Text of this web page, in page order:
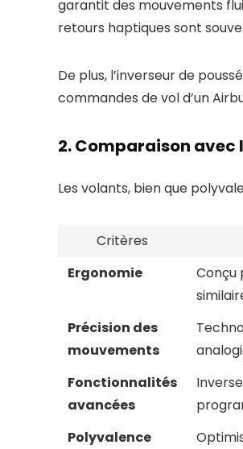
garantit des mouvements
retours haptiques sont
De plus, l’inverseur de
commandes de vol d’un
2. Comparaison
Les volants, bien que
Critères
Ergonomie
Conçu
Précision des
mouvements
Fonctionnalités
avancées
Polyvalence